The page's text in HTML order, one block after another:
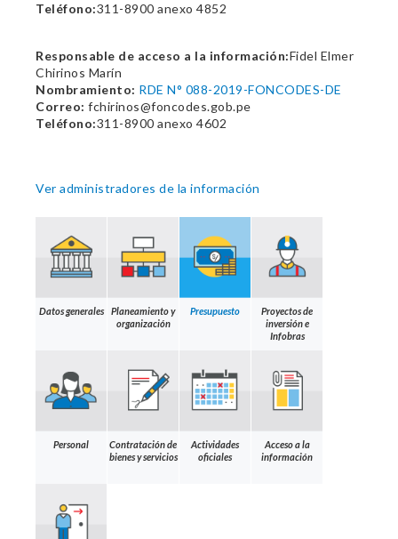
Teléfono:311-8900 anexo 4852
Responsable de acceso a la información:Fidel Elmer
Chirinos Marín
Nombramiento: RDE N° 088-2019-FONCODES-DE
Correo: fchirinos@foncodes.gob.pe
Teléfono:311-8900 anexo 4602
Ver administradores de la información
Datos generales
Planeamiento y
organización
Presupuesto
Proyectos de
inversión e
Infobras
Personal
Contratación de
bienes y servicios
Actividades
oficiales
Acceso a la
información